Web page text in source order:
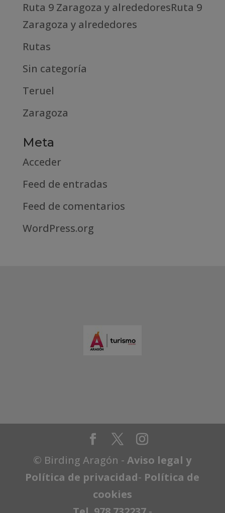
Ruta 9 Zaragoza y alrededoresRuta 9
Zaragoza y alrededores
Rutas
Sin categoría
Teruel
Zaragoza
Meta
Acceder
Feed de entradas
Feed de comentarios
WordPress.org
© Birding Aragón -Aviso legal y
Política de privacidad- Política de
cookies